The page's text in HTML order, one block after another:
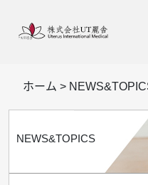
ホーム >
NEWS&TOPICS